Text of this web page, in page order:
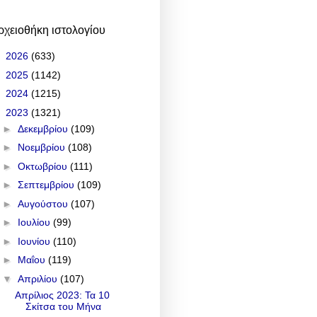
ιστολογίου
2026 (633)
2025 (1142)
2024 (1215)
2023 (1321)
► Δεκεμβρίου (109)
► Νοεμβρίου (108)
► Οκτωβρίου (111)
► Σεπτεμβρίου (109)
► Αυγούστου (107)
► Ιουλίου (99)
► Ιουνίου (110)
► Μαΐου (119)
▼ Απριλίου (107)
Απρίλιος 2023: Τα 10
Σκίτσα του Μήνα